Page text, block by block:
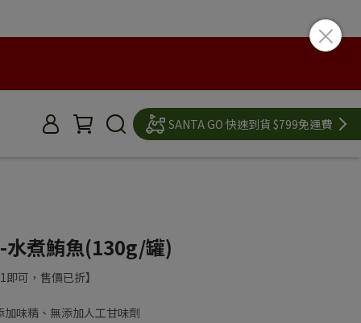
SANTA GO 快速到貨 $799免運費
煮鮪魚(130g/罐)
可，售價已折】
味精、無添加人工甘味劑